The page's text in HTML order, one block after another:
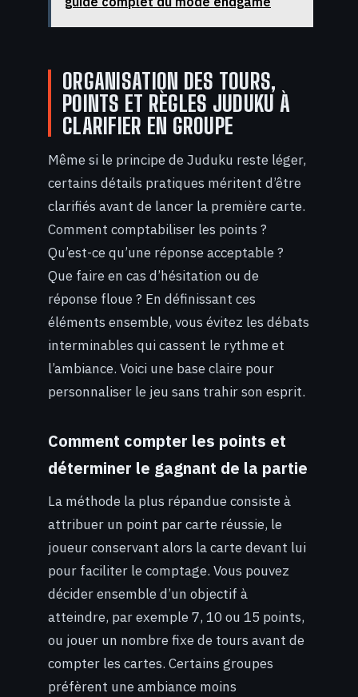
ORGANISATION DES TOURS,
POINTS ET RÈGLES JUDUKU À
CLARIFIER EN GROUPE
Même si le principe de Juduku reste léger,
certains détails pratiques méritent d’être
clarifiés avant de lancer la première carte.
Comment comptabiliser les points ?
Qu’est-ce qu’une réponse acceptable ?
Que faire en cas d’hésitation ou de
réponse floue ? En définissant ces
éléments ensemble, vous évitez les débats
interminables qui cassent le rythme et
l’ambiance. Voici une base claire pour
personnaliser le jeu sans trahir son esprit.
Comment compter les points et
déterminer le gagnant de la partie
La méthode la plus répandue consiste à
attribuer un point par carte réussie, le
joueur conservant alors la carte devant lui
pour faciliter le comptage. Vous pouvez
décider ensemble d’un objectif à
atteindre, par exemple 7, 10 ou 15 points,
ou jouer un nombre fixe de tours avant de
compter les cartes. Certains groupes
préfèrent une ambiance moins